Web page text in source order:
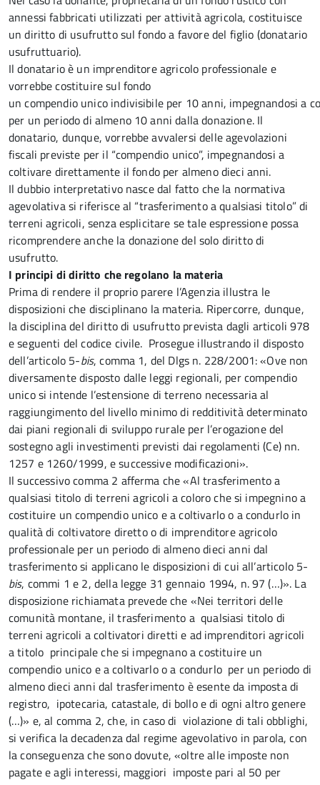
annessi fabbricati utilizzati per attività agricola, costituisce
un diritto di usufrutto sul fondo a favore del figlio (donatario
usufruttuario).
Il donatario è un imprenditore agricolo professionale e
vorrebbe costituire sul fondo
un compendio unico indivisibile per 10 anni, impegnandosi a
per un periodo di almeno 10 anni dalla donazione. Il
donatario, dunque, vorrebbe avvalersi delle agevolazioni
fiscali previste per il “compendio unico”, impegnandosi a
coltivare direttamente il fondo per almeno dieci anni.
Il dubbio interpretativo nasce dal fatto che la normativa
agevolativa si riferisce al “trasferimento a qualsiasi titolo” di
terreni agricoli, senza esplicitare se tale espressione possa
ricomprendere anche la donazione del solo diritto di
usufrutto.
I principi di diritto che regolano la materia
Prima di rendere il proprio parere l’Agenzia illustra le
disposizioni che disciplinano la materia. Ripercorre, dunque,
la disciplina del diritto di usufrutto prevista dagli articoli 978
e seguenti del codice civile. Prosegue illustrando il disposto
dell’articolo 5-bis, comma 1, del Dlgs n. 228/2001: «Ove non
diversamente disposto dalle leggi regionali, per compendio
unico si intende l’estensione di terreno necessaria al
raggiungimento del livello minimo di redditività determinato
dai piani regionali di sviluppo rurale per l’erogazione del
sostegno agli investimenti previsti dai regolamenti (Ce) nn.
1257 e 1260/1999, e successive modificazioni».
Il successivo comma 2 afferma che «Al trasferimento a
qualsiasi titolo di terreni agricoli a coloro che si impegnino a
costituire un compendio unico e a coltivarlo o a condurlo in
qualità di coltivatore diretto o di imprenditore agricolo
professionale per un periodo di almeno dieci anni dal
trasferimento si applicano le disposizioni di cui all’articolo 5-
bis, commi 1 e 2, della legge 31 gennaio 1994, n. 97 (…)». La
disposizione richiamata prevede che «Nei territori delle
comunità montane, il trasferimento a qualsiasi titolo di
terreni agricoli a coltivatori diretti e ad imprenditori agricoli
a titolo principale che si impegnano a costituire un
compendio unico e a coltivarlo o a condurlo per un periodo di
almeno dieci anni dal trasferimento è esente da imposta di
registro, ipotecaria, catastale, di bollo e di ogni altro genere
(…)» e, al comma 2, che, in caso di violazione di tali obblighi,
si verifica la decadenza dal regime agevolativo in parola, con
la conseguenza che sono dovute, «oltre alle imposte non
pagate e agli interessi, maggiori imposte pari al 50 per